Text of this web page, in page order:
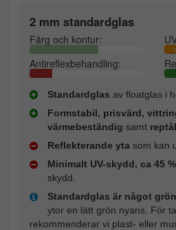
2 mm standardglas
Färg och kontur:
Antireflexbehandling:
Standardglas av floatglas i
Formstabil, prisvärd,
värmebeständig samt
Reflekterande yta som kan
Minimalt UV-skydd, ca 45 %
skydd.
Standardglas är något
ytor en lätt grön nyans. För
rekommenderar vi plast- eller